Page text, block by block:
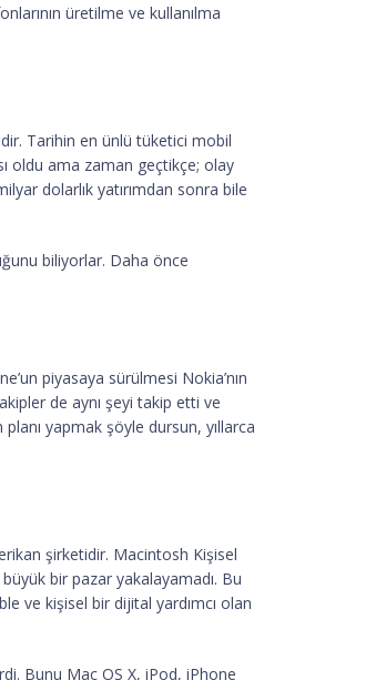
üretilme ve kullanılma
Tarihin en ünlü tüketici mobil
oldu ama zaman geçtikçe; olay
dolarlık yatırımdan sonra bile
biliyorlar. Daha önce
piyasaya sürülmesi Nokia’nın
de aynı şeyi takip etti ve
yapmak şöyle dursun, yıllarca
şirketidir. Macintosh Kişisel
bir pazar yakalayamadı. Bu
ve kişisel bir dijital yardımcı olan
Bunu Mac OS X, iPod, iPhone